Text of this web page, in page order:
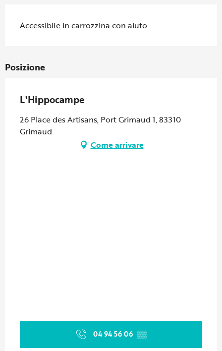
Accessibile in carrozzina con aiuto
Posizione
L'Hippocampe
26 Place des Artisans, Port Grimaud 1, 83310
Grimaud
Come arrivare
04 94 56 06 ▒▒